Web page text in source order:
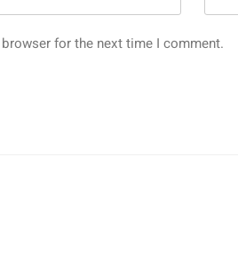
for the next time I comment.